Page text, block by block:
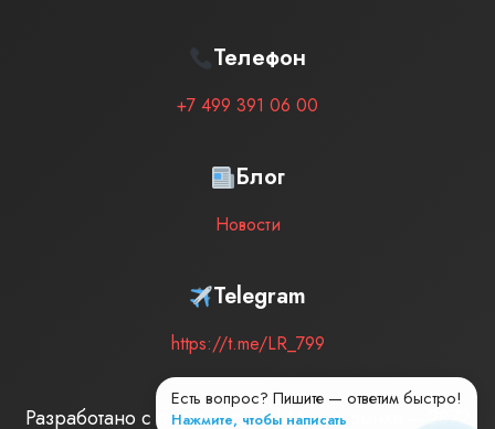
Телефон
+7 499 391 06 00
Блог
Новости
Telegram
https://t.me/LR_799
Разработано с любовью | Мы на рынке – 2872
Есть вопрос? Пишите — ответим быстро!
Нажмите, чтобы написать